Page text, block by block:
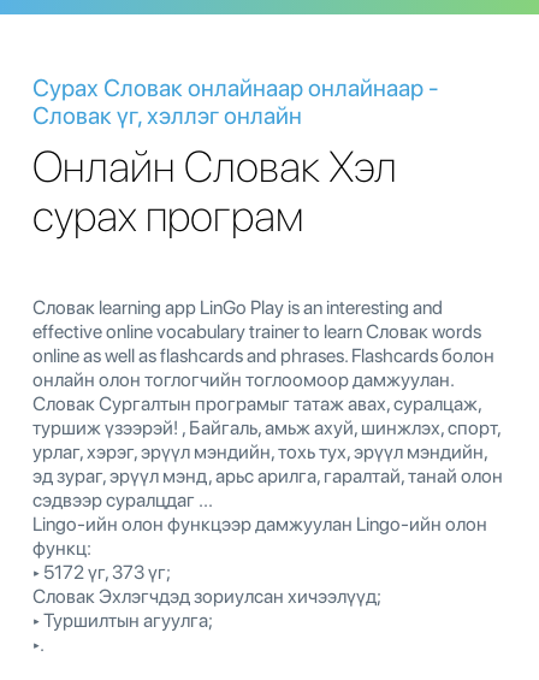
Сурах Словак онлайнаар онлайнаар -
Словак үг, хэллэг онлайн
Онлайн Словак Хэл
сурах програм
Словак learning app LinGo Play is an interesting and
effective online vocabulary trainer to learn Словак words
online as well as flashcards and phrases. Flashcards болон
онлайн олон тоглогчийн тоглоомоор дамжуулан.
Словак Сургалтын програмыг татаж авах, суралцаж,
туршиж үзээрэй! , Байгаль, амьж ахуй, шинжлэх, спорт,
урлаг, хэрэг, эрүүл мэндийн, тохь тух, эрүүл мэндийн,
эд зураг, эрүүл мэнд, арьс арилга, гаралтай, танай олон
сэдвээр суралцдаг ...
Lingo-ийн олон функцээр дамжуулан Lingo-ийн олон
функц:
‣ 5172 үг, 373 үг;
Словак Эхлэгчдэд зориулсан хичээлүүд;
‣ Туршилтын агуулга;
‣.